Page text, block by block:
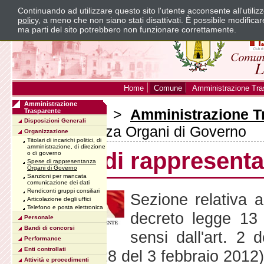
Home Comune Amministrazione
Sei in:Home> Amministrazione
rappresentanza Organi di Governo
Spese di
Sezione relativa
decreto legge
sensi dall'art. 2
Ufficiale n. 28 del 3 febbraio
Amministrazione
Trasparente
Disposizioni Generali
Organizzazione
Titolari di incarichi politici, di
amministrazione, di direzione
o di governo
Spese di rappresentanza
Organi di Governo
Sanzioni per mancata
comunicazione dei dati
Rendiconti gruppi consiliari
Articolazione degli uffici
Telefono e posta elettronica
Personale
Bandi di concorsi
Performance
Enti controllati
Attività e procedimenti
Continuando ad utilizzare questo sito l'utente acconsente
policy, a meno che non siano stati disattivati. È possibile
ma parti del sito potrebbero non funzionare correttamente.